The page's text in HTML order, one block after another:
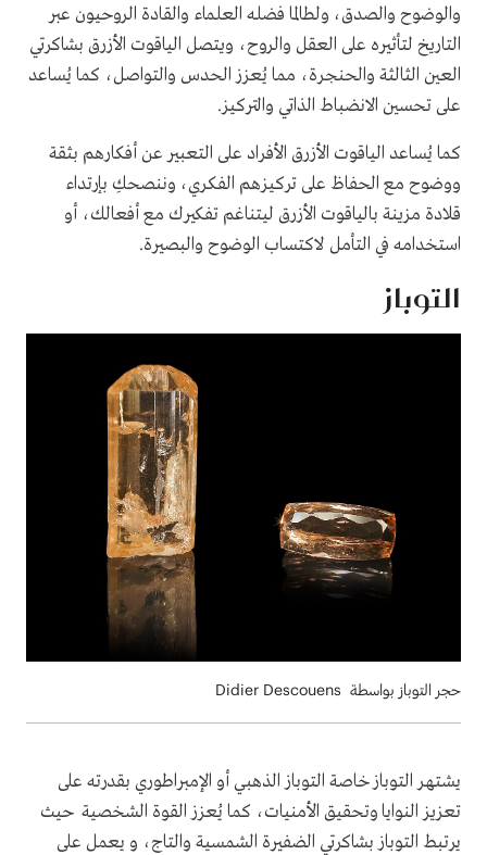
والوضوح والصدق، ولطالما فضله العلماء والقادة الروحيون عبر
التاريخ لتأثيره على العقل والروح، ويتصل الياقوت الأزرق بشاكرتي
العين الثالثة والحنجرة، مما يُعزز الحدس والتواصل، كما يُساعد
على تحسين الانضباط الذاتي والتركيز.
كما يُساعد الياقوت الأزرق الأفراد على التعبير عن أفكارهم بثقة
ووضوح مع الحفاظ على تركيزهم الفكري، وننصحكِ بإرتداء
قلادة مزينة بالياقوت الأزرق ليتناغم تفكيرك مع أفعالك، أو
استخدامه في التأمل لاكتساب الوضوح والبصيرة.
التوباز
حجر التوباز بواسطة Didier Descouens
يشتهر التوباز خاصة التوباز الذهبي أو الإمبراطوري بقدرته على
تعزيز النوايا وتحقيق الأمنيات، كما يُعزز القوة الشخصية حيث
يرتبط التوباز بشاكرتي الضفيرة الشمسية والتاج، و يعمل على